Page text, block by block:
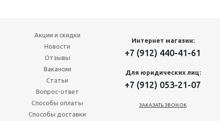
Акции и скидки
Новости
Отзывы
Вакансии
Статьи
Вопрос-ответ
Способы оплаты
Способы доставки
Интернет магазин:
+7 (912) 440-41-61
Для юридических лиц:
+7 (912) 053-21-07
ЗАКАЗАТЬ ЗВОНОК